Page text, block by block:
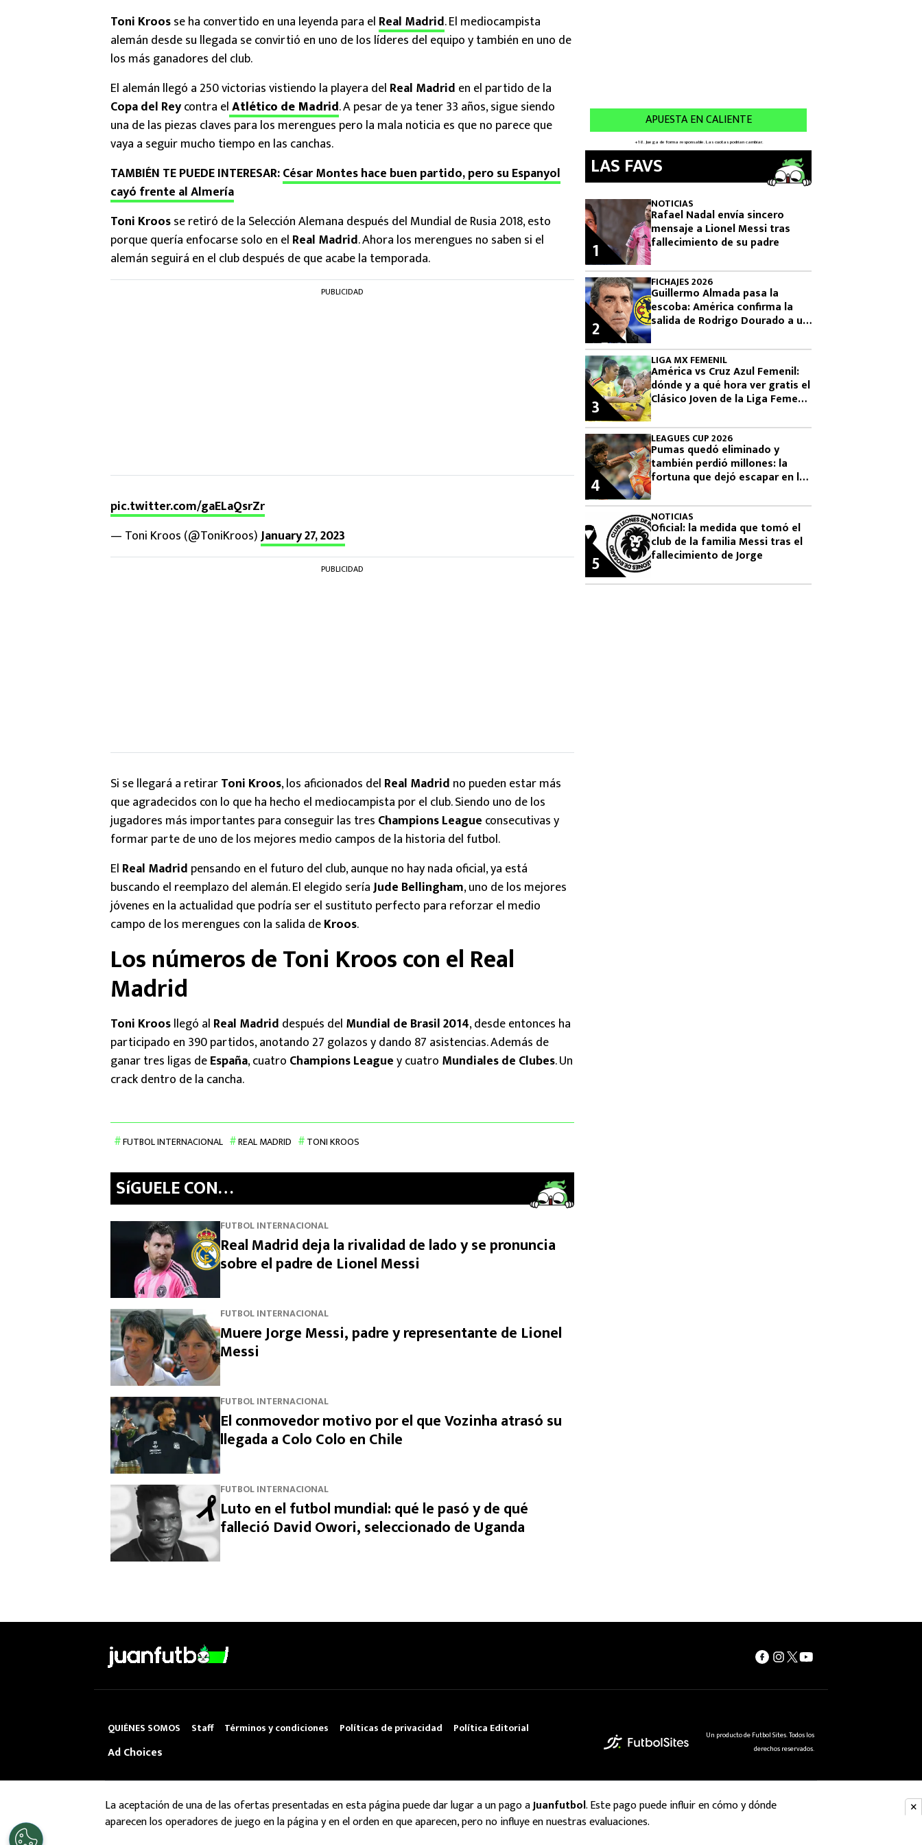
Toni Kroosse ha convertido en una leyenda para el Real Madrid. El mediocampista
alemán desde su llegada se convirtió en uno de los líderes del equipo y también en uno de
los más ganadores del club.
El alemán llegó a 250 victorias vistiendo la playera del Real Madrid en el partido de la
Copa del Reycontra elAtlético de Madrid. A pesar de ya tener 33 años, sigue siendo
una de las piezas claves para los merengues pero la mala noticia es que no parece que
vaya a seguir mucho tiempo en las canchas.
TAMBIÉN TE PUEDE INTERESAR:César Montes hace buen partido, pero su Espanyol
cayó frente al Almería
Toni Kroosse retiró de la Selección Alemana después del Mundial de Rusia 2018, esto
porque quería enfocarse solo en el Real Madrid. Ahora los merengues no saben si el
alemán seguirá en el club después de que acabe la temporada.
PUBLICIDAD
pic.twitter.com/gaELaQsrZr
— Toni Kroos (@ToniKroos)January 27, 2023
PUBLICIDAD
Si se llegará a retirarToni Kroos, los aficionados del Real Madrid no pueden estar más
que agradecidos con lo que ha hecho el mediocampista por el club. Siendo uno de los
jugadores más importantes para conseguir las tres Champions League consecutivas y
formar parte de uno de los mejores medio campos de la historia del futbol.
El Real Madrid pensando en el futuro del club, aunque no hay nada oficial, ya está
buscando el reemplazo del alemán. El elegido seríaJude Bellingham, uno de los mejores
jóvenes en la actualidad que podría ser el sustituto perfecto para reforzar el medio
campo de los merengues con la salida deKroos.
Los números de Toni Kroos con el Real
Madrid
Toni Kroosllegó al Real Madrid después del Mundial de Brasil 2014, desde entonces ha
participado en 390 partidos, anotando 27 golazos y dando 87 asistencias. Además de
ganar tres ligas deEspaña, cuatro Champions Leaguey cuatro Mundiales de Clubes. Un
crack dentro de la cancha.
FUTBOL INTERNACIONAL REAL MADRID TONI KROOS
SíGUELE CON…
FUTBOL INTERNACIONAL
Real Madrid deja la rivalidad de lado y se pronuncia
sobre el padre de Lionel Messi
FUTBOL INTERNACIONAL
Muere Jorge Messi, padre y representante de Lionel
Messi
FUTBOL INTERNACIONAL
El conmovedor motivo por el que Vozinha atrasó su
llegada a Colo Colo en Chile
FUTBOL INTERNACIONAL
Luto en el futbol mundial: qué le pasó y de qué
falleció David Owori, seleccionado de Uganda
LAS FAVS
NOTICIAS
Rafael Nadal envía sincero
mensaje a Lionel Messi tras
fallecimiento de su padre
1
FICHAJES 2026
Guillermo Almada pasa la
escoba: América confirma la
salida de Rodrigo Dourado a un
2
LIGA MX FEMENIL
América vs Cruz Azul Femenil:
dónde y a qué hora ver gratis el
Clásico Joven de la Liga Femenil
3
LEAGUES CUP 2026
Pumas quedó eliminado y
también perdió millones: la
fortuna que dejó escapar en la
4
NOTICIAS
Oficial: la medida que tomó el
club de la familia Messi tras el
fallecimiento de Jorge
5
QUIÉNES SOMOS Staff Términos y condiciones Políticas de privacidad Política Editorial
Ad Choices
Un producto de Futbol Sites. Todos los
derechos reservados.
La aceptación de una de las ofertas presentadas en esta página puede dar lugar a un pago aJuanfutbol. Este pago puede influir en cómo y dónde
aparecen los operadores de juego en la página y en el orden en que aparecen, pero no influye en nuestras evaluaciones.